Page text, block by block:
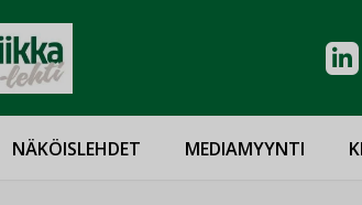
NÄKÖISLEHDET MEDIAMYYNTI